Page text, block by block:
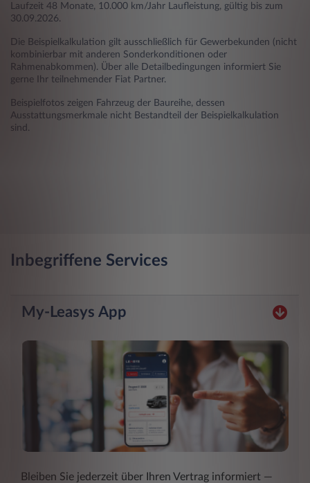
Laufzeit 48 Monate, 10.000 km/Jahr Laufleistung, gültig bis zum
30.09.2026.
Die Beispielkalkulation gilt ausschließlich für Gewerbekunden (nicht
kombinierbar mit anderen Sonderkonditionen oder
Rahmenabkommen). Über alle Detailbedingungen informiert Sie
gerne Ihr teilnehmender Fiat Partner.
Beispielfotos zeigen Fahrzeug der Baureihe, dessen
Ausstattungsmerkmale nicht Bestandteil der Beispielkalkulation
sind.
Inbegriffene Services
My-Leasys App
Bleiben Sie jederzeit über Ihren Vertrag informiert ―